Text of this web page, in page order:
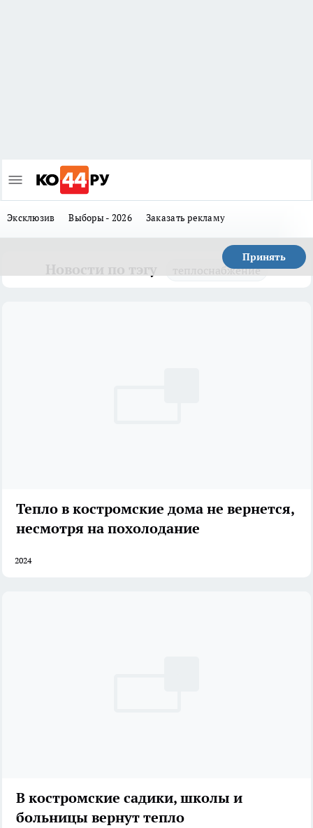
Эксклюзив Выборы - 2026 Заказать рекламу
Принять
теплоснабжение
Тепло в костромские дома не вернется,
несмотря на похолодание
2024
В костромские садики, школы и
больницы вернут тепло